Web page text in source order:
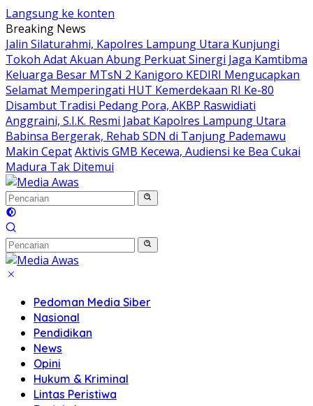
Langsung ke konten
Breaking News
Jalin Silaturahmi, Kapolres Lampung Utara Kunjungi
Tokoh Adat Akuan Abung Perkuat Sinergi Jaga Kamtibma
Keluarga Besar MTsN 2 Kanigoro KEDIRI Mengucapkan
Selamat Memperingati HUT Kemerdekaan RI Ke-80
Disambut Tradisi Pedang Pora, AKBP Raswidiati
Anggraini, S.I.K. Resmi Jabat Kapolres Lampung Utara
Babinsa Bergerak, Rehab SDN di Tanjung Pademawu
Makin CepatAktivis GMB Kecewa, Audiensi ke Bea Cukai
Madura Tak Ditemui
Pedoman Media Siber
Nasional
Pendidikan
News
Opini
Hukum & Kriminal
Lintas Peristiwa